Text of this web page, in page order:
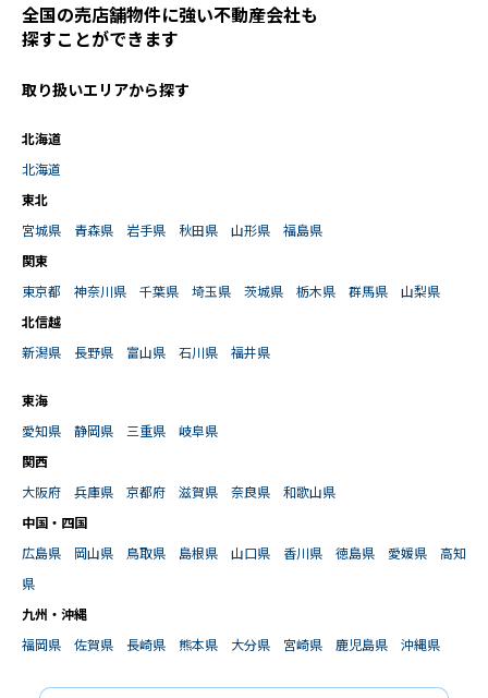
全国の売店舗物件に強い不動産会社も
探すことができます
取り扱いエリアから探す
北海道
北海道
東北
宮城県
青森県 岩手県 秋田県 山形県
福島県
関東
東京都
神奈川県 千葉県 埼玉県 茨城県 栃木県 群馬県
山梨県
北信越
新潟県
長野県 富山県 石川県 福井県
東海
愛知県
静岡県 三重県
岐阜県
関西
大阪府
兵庫県 京都府 滋賀県 奈良県
和歌山県
中国・四国
広島県
岡山県 鳥取県 島根県 山口県 香川県 徳島県 愛媛県
高知
県
九州・沖縄
福岡県
佐賀県 長崎県 熊本県 大分県 宮崎県 鹿児島県 沖縄県